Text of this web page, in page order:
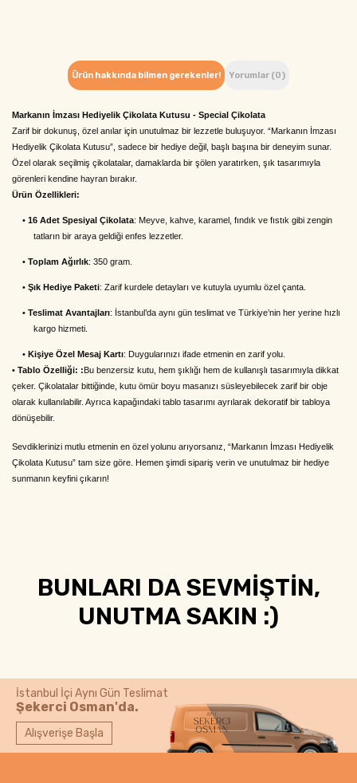
Ürün hakkında bilmen gerekenler! Yorumlar (0)
Markanın İmzası Hediyelik Çikolata Kutusu - Special Çikolata
Zarif bir dokunuş, özel anılar için unutulmaz bir lezzetle buluşuyor. “Markanın İmzası
Hediyelik Çikolata Kutusu”, sadece bir hediye değil, başlı başına bir deneyim sunar.
Özel olarak seçilmiş çikolatalar, damaklarda bir şölen yaratırken, şık tasarımıyla
görenleri kendine hayran bırakır.
Ürün Özellikleri:
• 16 Adet Spesiyal Çikolata: Meyve, kahve, karamel, fındık ve fıstık gibi zengin
tatların bir araya geldiği enfes lezzetler.
• Toplam Ağırlık: 350 gram.
• Şık Hediye Paketi: Zarif kurdele detayları ve kutuyla uyumlu özel çanta.
• Teslimat Avantajları: İstanbul’da aynı gün teslimat ve Türkiye’nin her yerine hızlı
kargo hizmeti.
• Kişiye Özel Mesaj Kartı: Duygularınızı ifade etmenin en zarif yolu.
• Tablo Özelliği: : Bu benzersiz kutu, hem şıklığı hem de kullanışlı tasarımıyla dikkat
çeker. Çikolatalar bittiğinde, kutu ömür boyu masanızı süsleyebilecek zarif bir obje
olarak kullanılabilir. Ayrıca kapağındaki tablo tasarımı ayrılarak dekoratif bir tabloya
dönüşebilir.
Sevdiklerinizi mutlu etmenin en özel yolunu arıyorsanız, “Markanın İmzası Hediyelik
Çikolata Kutusu” tam size göre. Hemen şimdi sipariş verin ve unutulmaz bir hediye
sunmanın keyfini çıkarın!
BUNLARI DA SEVMİŞTİN,
UNUTMA SAKIN :)
İstanbul İçi Aynı Gün Teslimat
Şekerci Osman'da.
Alışverişe Başla